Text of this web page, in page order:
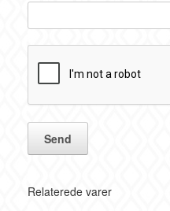
Relaterede varer